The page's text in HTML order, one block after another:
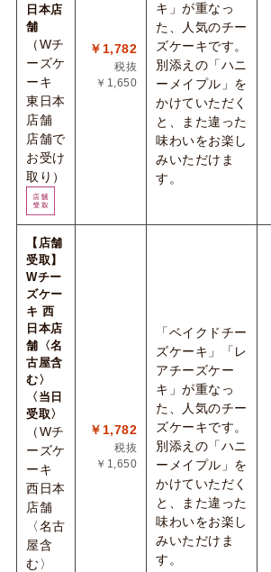
日本店
舗
（Wチ
ーズケ
ーキ
東日本
店舗
店舗で
お受け
取り）
￥1,782
税抜
￥1,650
キ」が重なっ
た、人気のチー
ズケーキです。
別添えの「ハニ
ーメイプル」を
かけていただく
と、また違った
味わいをお楽し
みいただけま
す。
【店舗
受取】
Wチー
ズケー
キ 西
日本店
舗〈名
古屋含
む〉
〈当日
受取〉
（Wチ
ーズケ
ーキ
西日本
店舗
〈名古
屋含
む〉
￥1,782
税抜
￥1,650
「ベイクドチー
ズケーキ」「レ
アチーズケー
キ」が重なっ
た、人気のチー
ズケーキです。
別添えの「ハニ
ーメイプル」を
かけていただく
と、また違った
味わいをお楽し
みいただけま
す。